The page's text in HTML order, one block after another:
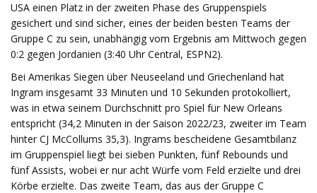
USA einen Platz in der zweiten Phase des Gruppenspiels
gesichert und sind sicher, eines der beiden besten Teams der
Gruppe C zu sein, unabhängig vom Ergebnis am Mittwoch gegen
0:2 gegen Jordanien (3:40 Uhr Central, ESPN2).
Bei Amerikas Siegen über Neuseeland und Griechenland hat
Ingram insgesamt 33 Minuten und 10 Sekunden protokolliert,
was in etwa seinem Durchschnitt pro Spiel für New Orleans
entspricht (34,2 Minuten in der Saison 2022/23, zweiter im Team
hinter CJ McCollums 35,3). Ingrams bescheidene Gesamtbilanz
im Gruppenspiel liegt bei sieben Punkten, fünf Rebounds und
fünf Assists, wobei er nur acht Würfe vom Feld erzielte und drei
Körbe erzielte. Das zweite Team, das aus der Gruppe C